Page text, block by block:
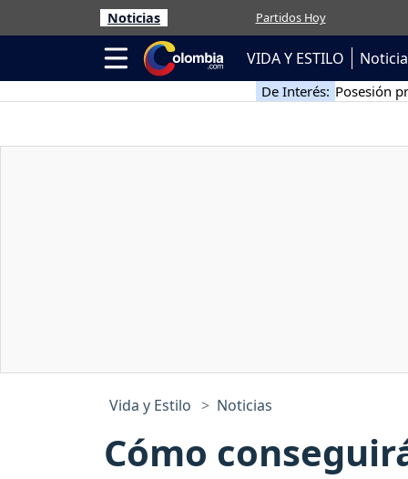
Noticias Partidos Hoy
VIDA Y ESTILO
De Interés: Posesión
Vida y Estilo Noticias
Cómo